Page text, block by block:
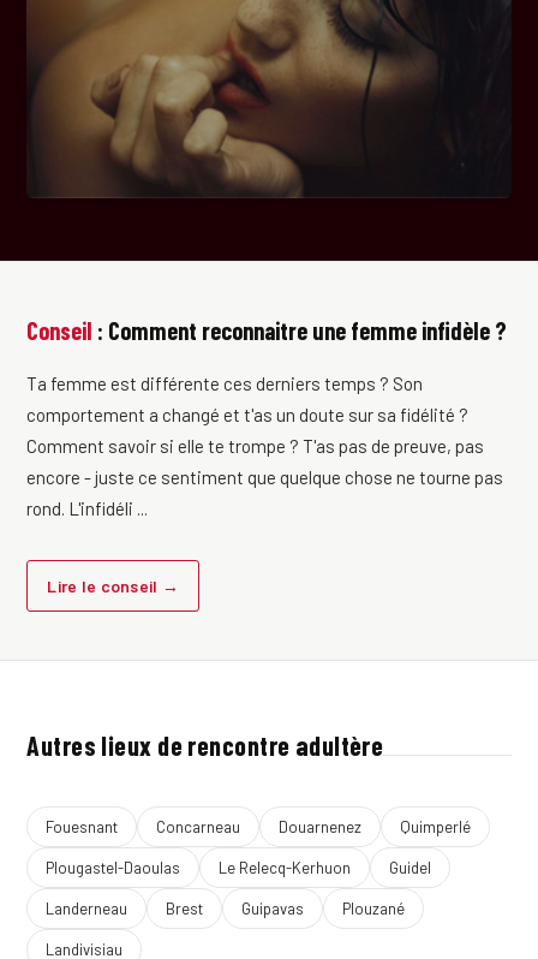
Conseil : Comment reconnaitre une femme infidèle ?
Ta femme est différente ces derniers temps ? Son
comportement a changé et t'as un doute sur sa fidélité ?
Comment savoir si elle te trompe ? T'as pas de preuve, pas
encore - juste ce sentiment que quelque chose ne tourne pas
rond. L'infidéli ...
Lire le conseil →
Autres lieux de rencontre adultère
Fouesnant Concarneau Douarnenez Quimperlé
Plougastel-Daoulas Le Relecq-Kerhuon Guidel
Landerneau Brest Guipavas Plouzané
Landivisiau